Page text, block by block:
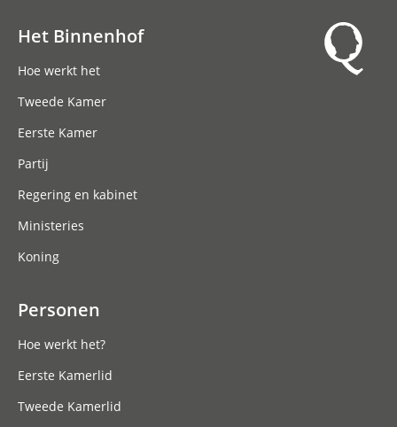
Het Binnenhof
Hoe werkt het
Tweede Kamer
Eerste Kamer
Partij
Regering en kabinet
Ministeries
Koning
Personen
Hoe werkt het?
Eerste Kamerlid
Tweede Kamerlid